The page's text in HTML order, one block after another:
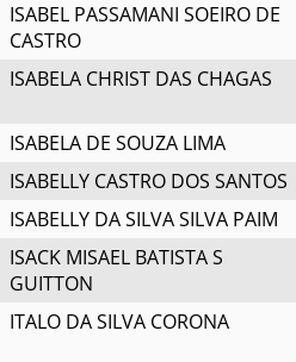
ISABEL PASSAMANI SOEIRO DE
CASTRO
ISABELA CHRIST DAS CHAGAS
ISABELA DE SOUZA LIMA
ISABELLY CASTRO DOS SANTOS
ISABELLY DA SILVA SILVA PAIM
ISACK MISAEL BATISTA S
GUITTON
ITALO DA SILVA CORONA